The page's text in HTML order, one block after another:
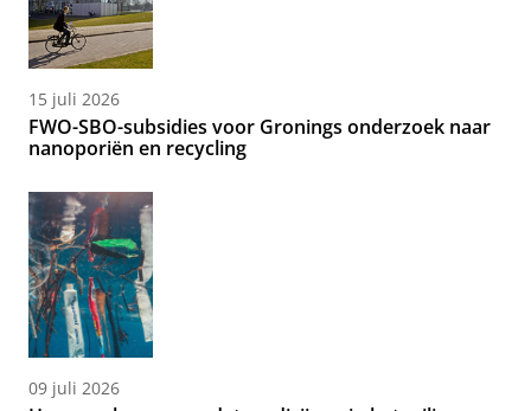
15 juli 2026
FWO-SBO-subsidies voor Gronings onderzoek naar
nanoporiën en recycling
09 juli 2026